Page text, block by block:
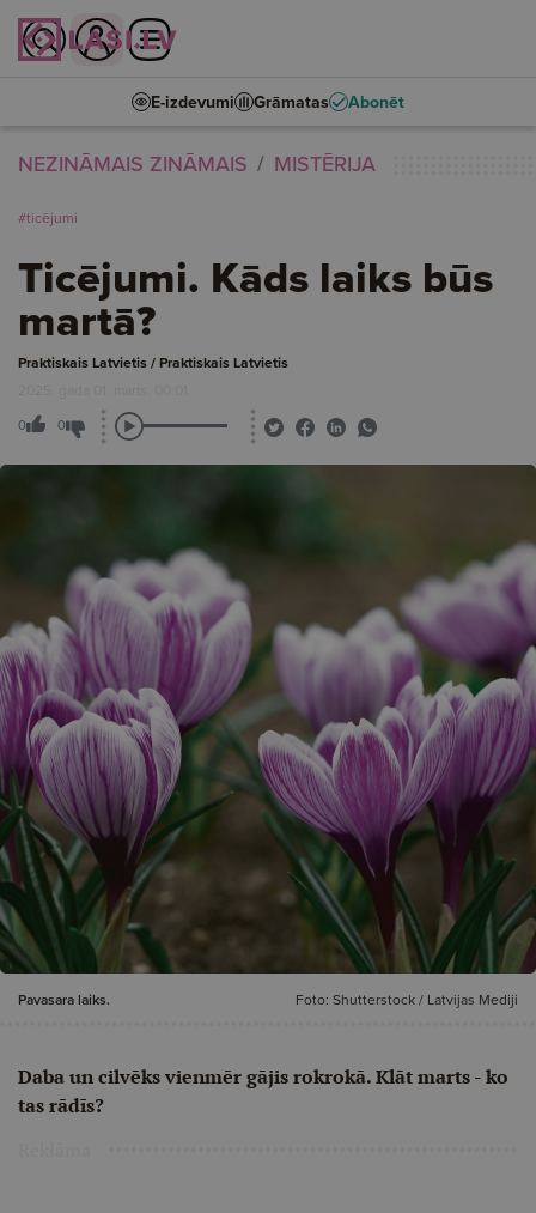
E-izdevumi Grāmatas Abonēt
NEZINĀMAIS ZINĀMAIS MISTĒRIJA
#ticējumi
Ticējumi. Kāds laiks būs
martā?
Praktiskais Latvietis / Praktiskais Latvietis
2025. gada 01. marts, 00:01
0 0
Pavasara laiks. Foto: Shutterstock / Latvijas Mediji
Daba un cilvēks vienmēr gājis rokrokā. Klāt marts - ko
tas rādīs?